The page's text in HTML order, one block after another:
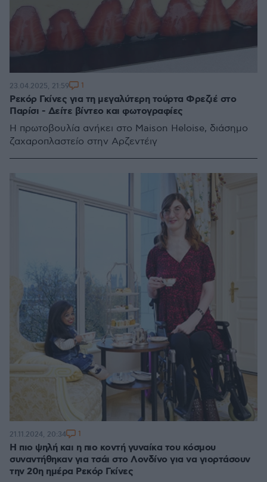
Ρεκόρ Γκίνες για τη μεγαλύτερη τούρτα Φρεζιέ στο
Παρίσι - Δείτε βίντεο και φωτογραφίες
Η πρωτοβουλία ανήκει στο Maison Heloise, διάσημο
ζαχαροπλαστείο στην Αρζεντέιγ
23.04.2025, 21:59 1
Η πιο ψηλή και η πιο κοντή γυναίκα του κόσμου
συναντήθηκαν για τσάι στο Λονδίνο για να γιορτάσουν
την 20η ημέρα Ρεκόρ Γκίνες
21.11.2024, 20:34 1